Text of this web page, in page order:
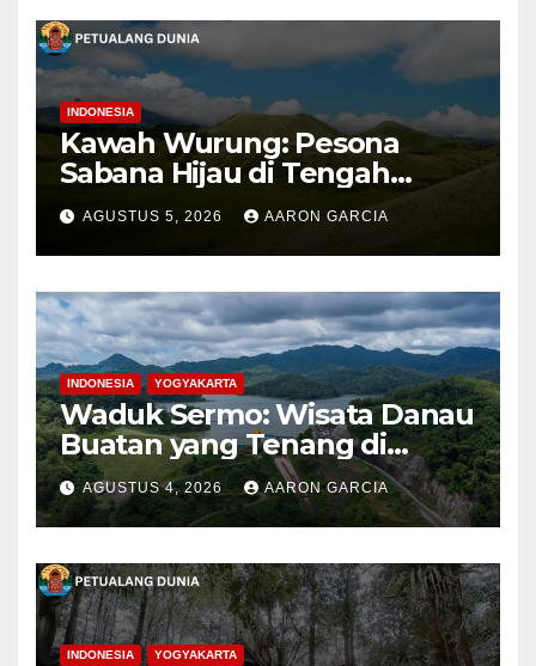
INDONESIA
Kawah Wurung: Pesona
Sabana Hijau di Tengah
Pegunungan Bondowoso
AGUSTUS 5, 2026 AARON GARCIA
INDONESIA YOGYAKARTA
Waduk Sermo: Wisata Danau
Buatan yang Tenang di
Perbukitan Menoreh Kulon
Progo
AGUSTUS 4, 2026 AARON GARCIA
INDONESIA YOGYAKARTA